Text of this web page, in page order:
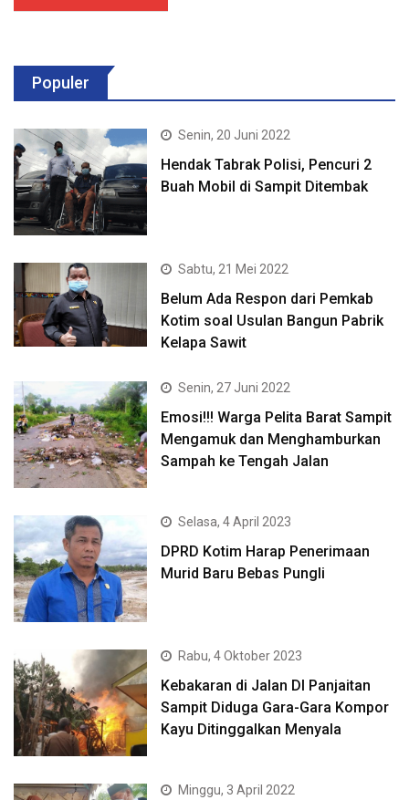
Populer
Senin, 20 Juni 2022
Hendak Tabrak Polisi, Pencuri 2
Buah Mobil di Sampit Ditembak
Sabtu, 21 Mei 2022
Belum Ada Respon dari Pemkab
Kotim soal Usulan Bangun Pabrik
Kelapa Sawit
Senin, 27 Juni 2022
Emosi!!! Warga Pelita Barat Sampit
Mengamuk dan Menghamburkan
Sampah ke Tengah Jalan
Selasa, 4 April 2023
DPRD Kotim Harap Penerimaan
Murid Baru Bebas Pungli
Rabu, 4 Oktober 2023
Kebakaran di Jalan DI Panjaitan
Sampit Diduga Gara-Gara Kompor
Kayu Ditinggalkan Menyala
Minggu, 3 April 2022